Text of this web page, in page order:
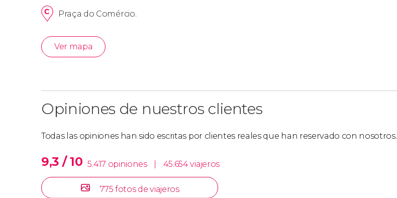
Praça do Comércio.
Ver mapa
Opiniones de nuestros clientes
Todas las opiniones han sido escritas por clientes reales que han reservado con nosotros.
9,3 / 10 5.417 opiniones 45.654 viajeros
775 fotos de viajeros